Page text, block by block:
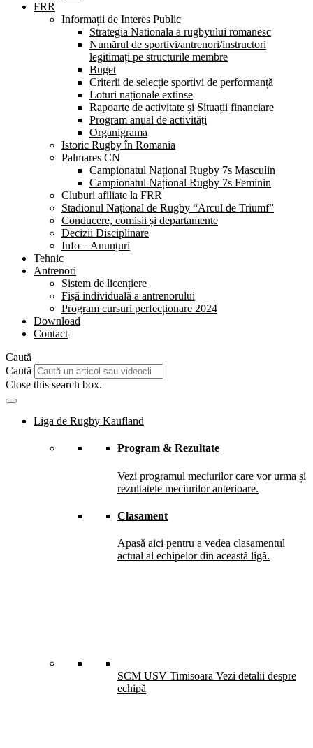
FRR
Informații de Interes Public
Strategia Nationala a rugbyului romanesc
Numărul de sportivi/antrenori/instructori
legitimați pe structurile membre
Buget
Criterii de selecție sportivi de performanță
Loturi naționale extinse
Rapoarte de activitate și Situații financiare
Program anual de activități
Organigrama
Istoric Rugby în Romania
Palmares CN
Campionatul Național Rugby 7s Masculin
Campionatul Național Rugby 7s Feminin
Cluburi afiliate la FRR
Stadionul Național de Rugby “Arcul de Triumf”
Conducere, comisii și departamente
Decizii Disciplinare
Info – Anunțuri
Tehnic
Antrenori
Sistem de licențiere
Fișă individuală a antrenorului
Program cursuri perfecționare 2024
Download
Contact
Caută
Caută
Close this search box.
Liga de Rugby Kaufland
Program & Rezultate
Vezi programul meciurilor care vor urma și
rezultatele meciurilor anterioare.
Clasament
Apasă aici pentru a vedea clasamentul
actual al echipelor din această ligă.
SCM USV Timisoara Vezi detalii despre
echipă